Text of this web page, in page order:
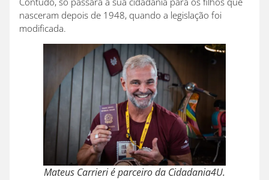
nasceram depois de 1948, quando a legislação foi
modificada.
Mateus Carrieri é parceiro da Cidadania4U.